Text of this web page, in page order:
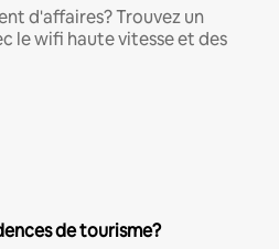
d'affaires? Trouvez un
le wifi haute vitesse et des
de tourisme?